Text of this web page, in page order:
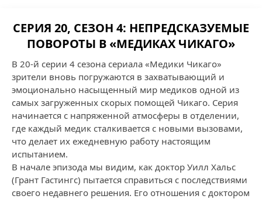
СЕРИЯ 20, СЕЗОН 4: НЕПРЕДСКАЗУЕМЫЕ
ПОВОРОТЫ В «МЕДИКАХ ЧИКАГО»
В 20-й серии 4 сезона сериала «Медики Чикаго»
зрители вновь погружаются в захватывающий и
эмоционально насыщенный мир медиков одной из
самых загруженных скорых помощей Чикаго. Серия
начинается с напряженной атмосферы в отделении,
где каждый медик сталкивается с новыми вызовами,
что делает их ежедневную работу настоящим
испытанием.
В начале эпизода мы видим, как доктор Уилл Хальс
(Грант Гастингс) пытается справиться с последствиями
своего недавнего решения. Его отношения с доктором